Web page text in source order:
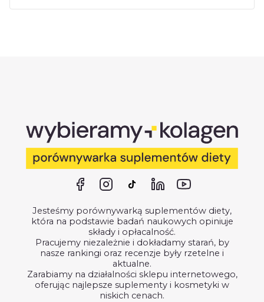
Jesteśmy porównywarką suplementów diety,
która na podstawie badań naukowych opiniuje
składy i opłacalność.
Pracujemy niezależnie i dokładamy starań, by
nasze rankingi oraz recenzje były rzetelne i
aktualne.
Zarabiamy na działalności sklepu internetowego,
oferując najlepsze suplementy i kosmetyki w
niskich cenach.